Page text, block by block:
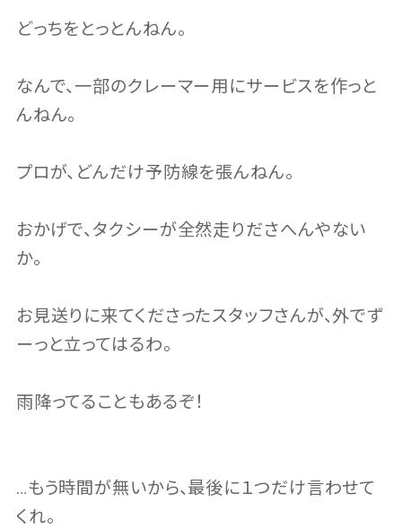
どっちをとっとんねん。
なんで、一部のクレーマー用にサービスを作っと
んねん。
プロが、どんだけ予防線を張んねん。
おかげで、タクシーが全然走りださへんやない
か。
お見送りに来てくださったスタッフさんが、外でず
ーっと立ってはるわ。
雨降ってることもあるぞ！
…もう時間が無いから、最後に１つだけ言わせて
くれ。